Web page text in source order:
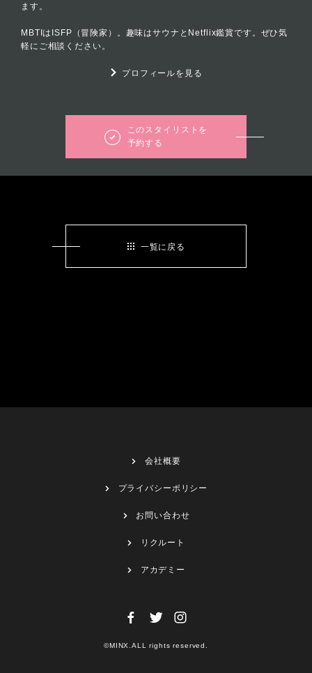
ます。
MBTIはISFP（冒険家）。趣味はサウナとNetflix鑑賞です。ぜひ気
軽にご相談ください。
プロフィールを見る
このスタイリストを
予約する
一覧に戻る
会社概要
プライバシーポリシー
お問い合わせ
リクルート
アカデミー
©MINX.ALL rights reserved.